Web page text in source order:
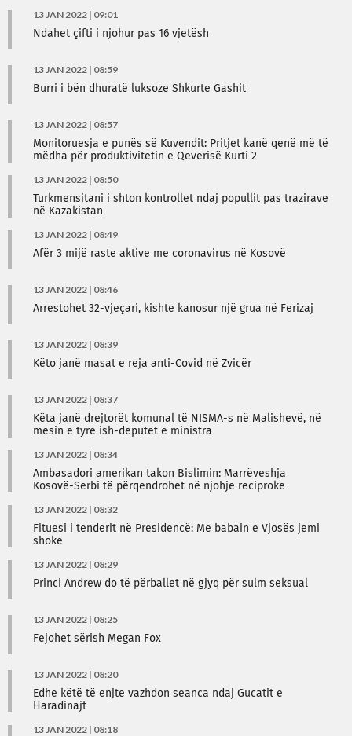
13 JAN 2022 | 09:01
Ndahet çifti i njohur pas 16 vjetësh
13 JAN 2022 | 08:59
Burri i bën dhuratë luksoze Shkurte Gashit
13 JAN 2022 | 08:57
Monitoruesja e punës së Kuvendit: Pritjet kanë qenë më të
mëdha për produktivitetin e Qeverisë Kurti 2
13 JAN 2022 | 08:50
Turkmensitani i shton kontrollet ndaj popullit pas trazirave
në Kazakistan
13 JAN 2022 | 08:49
Afër 3 mijë raste aktive me coronavirus në Kosovë
13 JAN 2022 | 08:46
Arrestohet 32-vjeçari, kishte kanosur një grua në Ferizaj
13 JAN 2022 | 08:39
Këto janë masat e reja anti-Covid në Zvicër
13 JAN 2022 | 08:37
Këta janë drejtorët komunal të NISMA-s në Malishevë, në
mesin e tyre ish-deputet e ministra
13 JAN 2022 | 08:34
Ambasadori amerikan takon Bislimin: Marrëveshja
Kosovë-Serbi të përqendrohet në njohje reciproke
13 JAN 2022 | 08:32
Fituesi i tenderit në Presidencë: Me babain e Vjosës jemi
shokë
13 JAN 2022 | 08:29
Princi Andrew do të përballet në gjyq për sulm seksual
13 JAN 2022 | 08:25
Fejohet sërish Megan Fox
13 JAN 2022 | 08:20
Edhe këtë të enjte vazhdon seanca ndaj Gucatit e
Haradinajt
13 JAN 2022 | 08:18